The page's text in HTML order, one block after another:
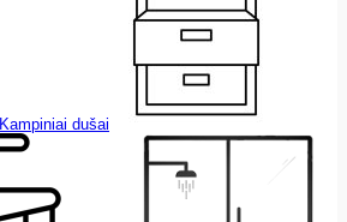
Kampiniai dušai